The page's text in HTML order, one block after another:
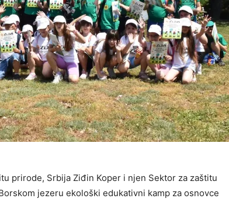
prirode, Srbija Ziđin Koper i njen Sektor za zaštitu
jezeru ekološki edukativni kamp za osnovce